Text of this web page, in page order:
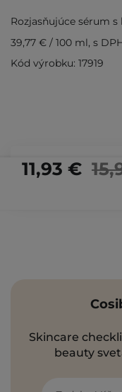
11,93 €
Rozjasňujúce sérum
39,77 € / 100 ml, s
Kód výrobku: 17919
Skincare
beauty